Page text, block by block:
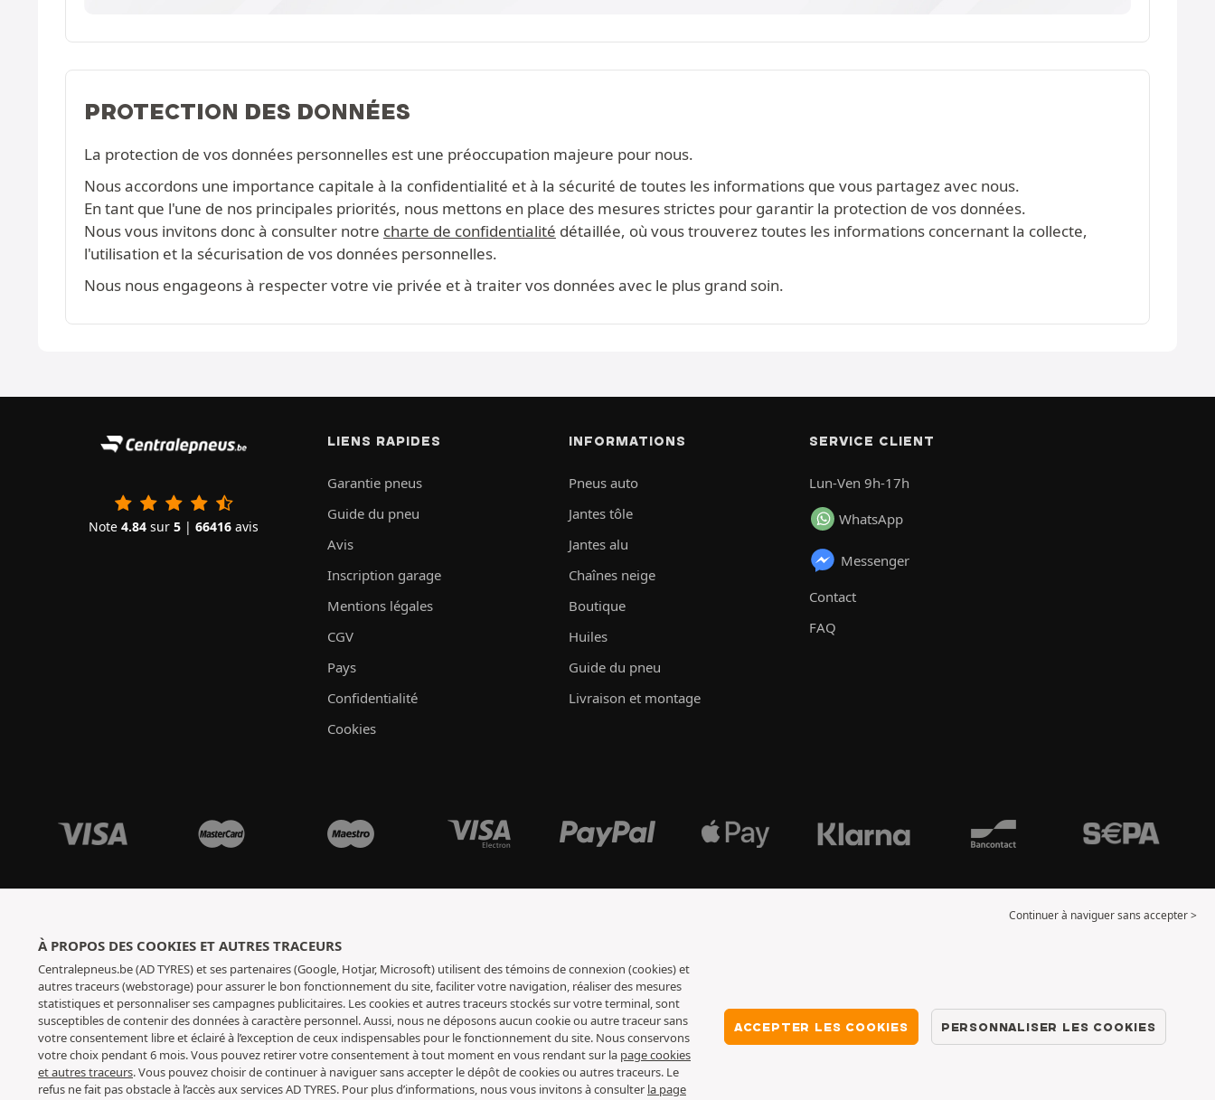
PROTECTION DES DONNÉES
La protection de vos données personnelles est une préoccupation majeure pour nous.
Nous accordons une importance capitale à la confidentialité et à la sécurité de toutes les informations que vous partagez avec nous.
En tant que l'une de nos principales priorités, nous mettons en place des mesures strictes pour garantir la protection de vos données.
Nous vous invitons donc à consulter notre charte de confidentialité détaillée, où vous trouverez toutes les informations concernant la collecte,
l'utilisation et la sécurisation de vos données personnelles.
Nous nous engageons à respecter votre vie privée et à traiter vos données avec le plus grand soin.
Note 4.84 sur 5 | 66416 avis
LIENS RAPIDES
Garantie pneus
Guide du pneu
Avis
Inscription garage
Mentions légales
CGV
Pays
Confidentialité
Cookies
INFORMATIONS
Pneus auto
Jantes tôle
Jantes alu
Chaînes neige
Boutique
Huiles
Guide du pneu
Livraison et montage
SERVICE CLIENT
Lun-Ven 9h-17h
WhatsApp
Messenger
Contact
FAQ
Continuer à naviguer sans accepter >
À PROPOS DES COOKIES ET AUTRES TRACEURS
Centralepneus.be (AD TYRES) et ses partenaires (Google, Hotjar, Microsoft) utilisent des témoins de connexion (cookies) et
autres traceurs (webstorage) pour assurer le bon fonctionnement du site, faciliter votre navigation, réaliser des mesures
statistiques et personnaliser ses campagnes publicitaires. Les cookies et autres traceurs stockés sur votre terminal, sont
susceptibles de contenir des données à caractère personnel. Aussi, nous ne déposons aucun cookie ou autre traceur sans
votre consentement libre et éclairé à l’exception de ceux indispensables pour le fonctionnement du site. Nous conservons
votre choix pendant 6 mois. Vous pouvez retirer votre consentement à tout moment en vous rendant sur la page cookies
et autres traceurs. Vous pouvez choisir de continuer à naviguer sans accepter le dépôt de cookies ou autres traceurs. Le
refus ne fait pas obstacle à l’accès aux services AD TYRES. Pour plus d’informations, nous vous invitons à consulter la page
ACCEPTER LES COOKIES PERSONNALISER LES COOKIES